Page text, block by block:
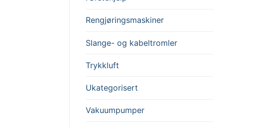
Rengjøringsmaskiner
Slange- og kabeltromler
Trykkluft
Ukategorisert
Vakuumpumper